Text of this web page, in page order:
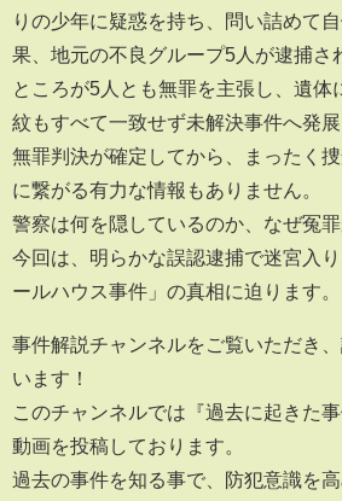
りの少年に疑惑を持ち、問い詰めて
果、地元の不良グループ5人が逮捕さ
ところが5人とも無罪を主張し、遺体
紋もすべて一致せず未解決事件へ発
無罪判決が確定してから、まったく
に繋がる有力な情報もありません。
警察は何を隠しているのか、なぜ冤罪
今回は、明らかな誤認逮捕で迷宮入
ールハウス事件」の真相に迫ります。
事件解説チャンネルをご覧いただき
います！
このチャンネルでは『過去に起きた
動画を投稿しております。
過去の事件を知る事で、防犯意識を